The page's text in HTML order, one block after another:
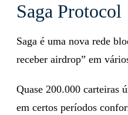
Saga Protocol
Saga é uma nova rede
receber airdrop” em
Quase 200.000 carteiras
em certos períodos